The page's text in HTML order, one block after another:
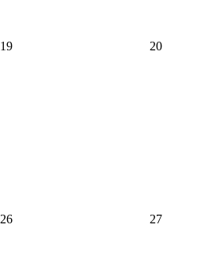
19 20
26 27